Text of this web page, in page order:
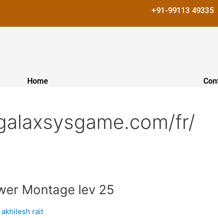
+91-99113 49335
Home
fr/
Montage lev 25
akhilesh rait